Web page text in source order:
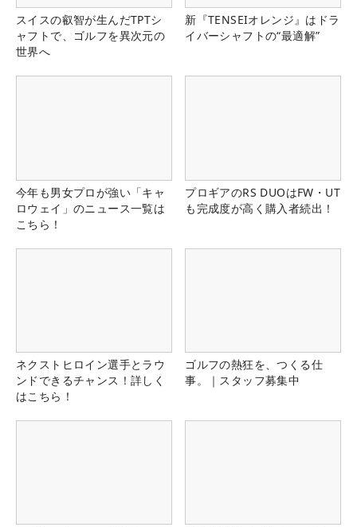
スイスの叡智が生んだTPTシ
ャフトで、ゴルフを異次元の
世界へ
新『TENSEIオレンジ』はドラ
イバーシャフトの“最適解”
今年も男女プロが強い「キャ
ロウェイ」のニュース一覧は
こちら！
プロギアのRS DUOはFW・UT
も完成度が高く購入者続出！
ネクストヒロイン選手とラウ
ンドできるチャンス！詳しく
はこちら！
ゴルフの熱狂を、つくる仕
事。｜スタッフ募集中